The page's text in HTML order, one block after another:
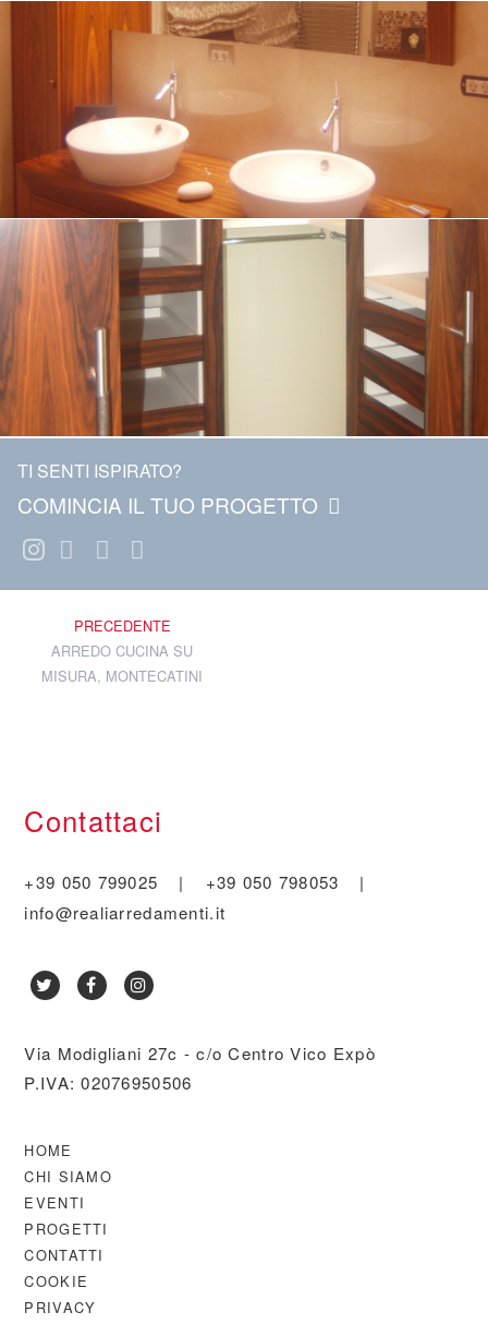
TI SENTI ISPIRATO?
COMINCIA IL TUO PROGETTO
PRECEDENTE
ARREDO CUCINA SU
MISURA, MONTECATINI
HOME
CHI SIAMO
EVENTI
PROGETTI
CONTATTI
COOKIE
PRIVACY
Contattaci
+39 050 799025 | +39 050 798053
|
info@realiarredamenti.it
Via Modigliani 27c - c/o Centro Vico Expò
P.IVA: 02076950506